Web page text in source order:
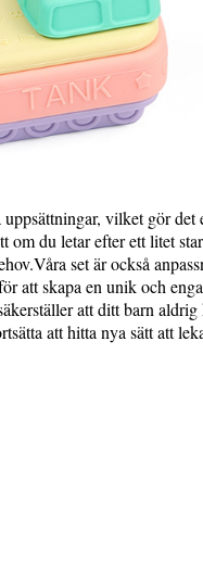
vilket gör
du letar efter ett litet
set är också
att skapa en unik och
att ditt barn
att hitta nya sätt att